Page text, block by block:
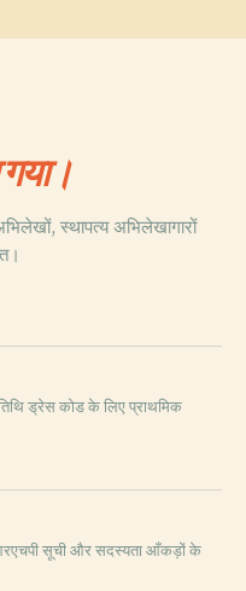
स्थापत्य अभिलेखागारों
ड्रेस कोड के लिए प्राथमिक
सूची और सदस्यता आँकड़ों के